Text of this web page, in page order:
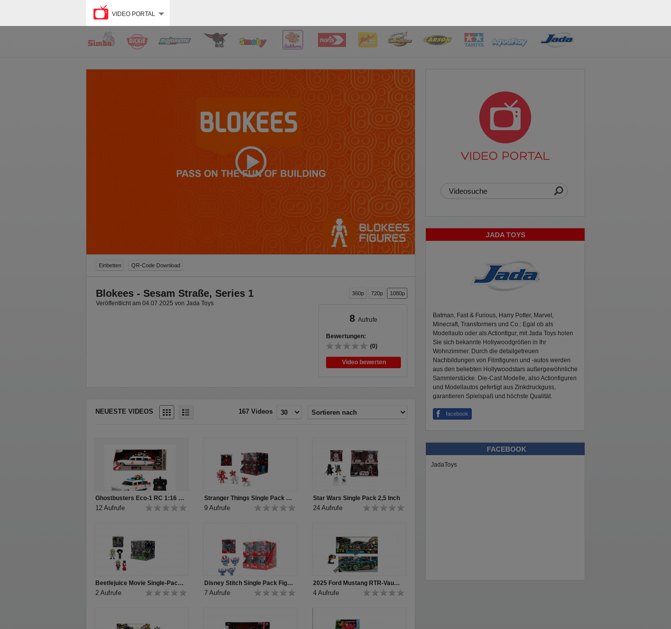
VIDEO PORTAL
Einbetten QR-Code Download
Blokees - Sesam Straße, Series 1
Veröffentlicht am 04.07.2025 von Jada Toys
360p 720p 1080p
8 Aufrufe
Bewertungen:
(0)
Video bewerten
NEUESTE VIDEOS 167 Videos
Ghostbusters Eco-1 RC 1:16 Produkt Video
12 Aufrufe
Stranger Things Single Pack Figures 2,5 Inch Produkt Video
9 Aufrufe
Star Wars Single Pack 2,5 Inch
24 Aufrufe
Beetlejuice Movie Single-Pack Figure 2,5"
2 Aufrufe
Disney Stitch Single Pack Figures 2,5" Produkt Video
7 Aufrufe
2025 Ford Mustang RTR-Vaughn Gittin Jr.
4 Aufrufe
VIDEO PORTAL
JADA TOYS
Batman, Fast & Furious, Harry Potter, Marvel,
Minecraft, Transformers und Co.: Egal ob als
Modellauto oder als Actionfigur, mit Jada Toys holen
Sie sich bekannte Hollywoodgrößen in Ihr
Wohnzimmer. Durch die detailgetreuen
Nachbildungen von Filmfiguren und -autos werden
aus den beliebten Hollywoodstars außergewöhnliche
Sammlerstücke. Die-Cast Modelle, also Actionfiguren
und Modellautos gefertigt aus Zinkdruckguss,
garantieren Spielspaß und höchste Qualität.
facebook
FACEBOOK
JadaToys